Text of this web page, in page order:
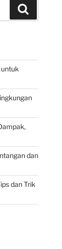
dan
dan Trik